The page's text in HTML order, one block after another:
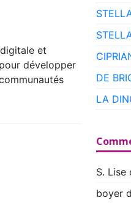
et
développer
DE
LA
S. Lise
boyer